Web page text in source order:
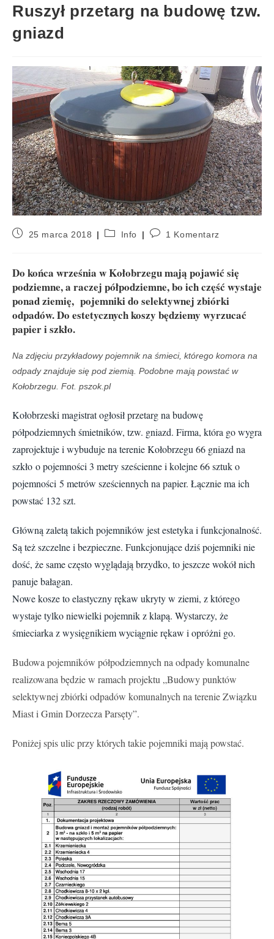
Ruszył przetarg na budowę tzw.
gniazd
25 marca 2018 Info 1 Komentarz
Do końca września w Kołobrzegu mają pojawić się
podziemne, a raczej półpodziemne, bo ich część wystaje
ponad ziemię, pojemniki do selektywnej zbiórki
odpadów. Do estetycznych koszy będziemy wyrzucać
papier i szkło.
Na zdjęciu przykładowy pojemnik na śmieci, którego komora na
odpady znajduje się pod ziemią. Podobne mają powstać w
Kołobrzegu. Fot. pszok.pl
Kołobrzeski magistrat ogłosił przetarg na budowę
półpodziemnych śmietników, tzw. gniazd. Firma, która go wygra
zaprojektuje i wybuduje na terenie Kołobrzegu 66 gniazd na
szkło o pojemności 3 metry sześcienne i kolejne 66 sztuk o
pojemności 5 metrów sześciennych na papier. Łącznie ma ich
powstać 132 szt.
Główną zaletą takich pojemników jest estetyka i funkcjonalność.
Są też szczelne i bezpieczne. Funkcjonujące dziś pojemniki nie
dość, że same często wyglądają brzydko, to jeszcze wokół nich
panuje bałagan.
Nowe kosze to elastyczny rękaw ukryty w ziemi, z którego
wystaje tylko niewielki pojemnik z klapą. Wystarczy, że
śmieciarka z wysięgnikiem wyciągnie rękaw i opróżni go.
Budowa pojemników półpodziemnych na odpady komunalne
realizowana będzie w ramach projektu „Budowy punktów
selektywnej zbiórki odpadów komunalnych na terenie Związku
Miast i Gmin Dorzecza Parsęty”.
Poniżej spis ulic przy których takie pojemniki mają powstać.